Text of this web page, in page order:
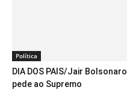
Política
DIA DOS PAIS/Jair Bolsonaro
pede ao Supremo